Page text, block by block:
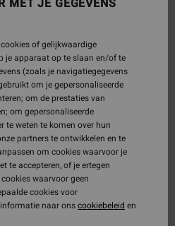
MET JE GEGEVENS
of gelijkwaardige
je apparaat op te slaan en/of te
(zoals je navigatiegegevens
om je gepersonaliseerde
om de prestaties van
om gepersonaliseerde
te weten te komen over hun
partners te ontwikkelen en te
om cookies waarvoor je
te accepteren, of je ertegen
waarvoor geen
cookies voor
naar onscookiebeleid en